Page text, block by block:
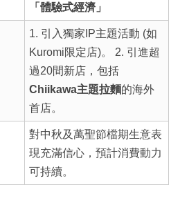
「體驗式經濟」
1. 引入獨家IP主題活動 (如
Kuromi限定店)。 2. 引進超
過20間新店，包括
Chiikawa主題拉麵的海外
首店。
對中秋及萬聖節檔期生意表
現充滿信心，預計消費動力
可持續。